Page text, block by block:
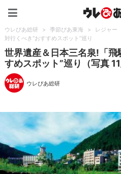
ウレぴあ総研 > 季節ぴあ東海 > レジャー
対行くべき“おすすめスポット”巡り
世界遺産＆日本三名泉!「飛
すめスポット”巡り（写真
ウレぴあ総研